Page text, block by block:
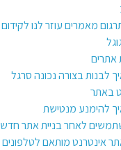
מאמרים עוזר לנו לקידום
אתרים
לבנות בצורה נכונה סרגל
באתר
להימנע מנטישת
לאחר בניית אתר חדש
אינטרנט מותאם לטלפונים